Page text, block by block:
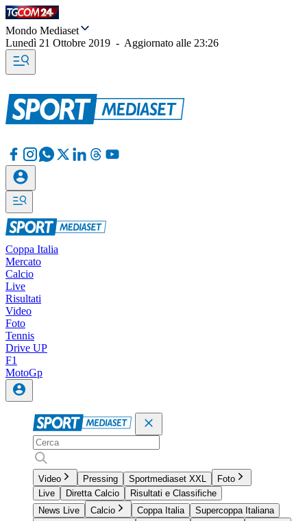
Mondo Mediaset
Lunedì 21 Ottobre 2019 - Aggiornato alle 23:26
Coppa Italia
Mercato
Calcio
Live
Risultati
Video
Foto
Tennis
Drive UP
F1
MotoGp
Video Pressing Sportmediaset XXL
Foto
Live
Diretta Calcio
Risultati e Classifiche
News Live
Calcio Coppa Italia
Supercoppa Italiana